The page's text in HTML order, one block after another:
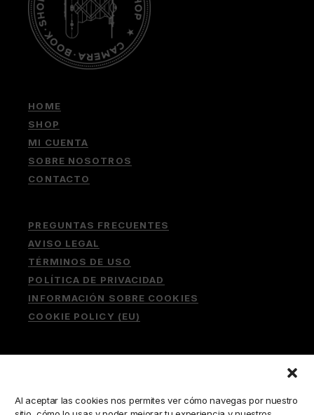
Al aceptar las cookies nos permites ver cómo navegas por nuestro
HOME
SHOP
MI CUENTA
SOBRE NOSOTROS
CONTACTO
PREGUNTAS FRECUENTES
AVISO LEGAL
TÉRMINOS DE USO
POLÍTICA DE PRIVACIDAD
INFORMACIÓN SOBRE COOKIES
COOKIE POLICY (EU)
Buscar: